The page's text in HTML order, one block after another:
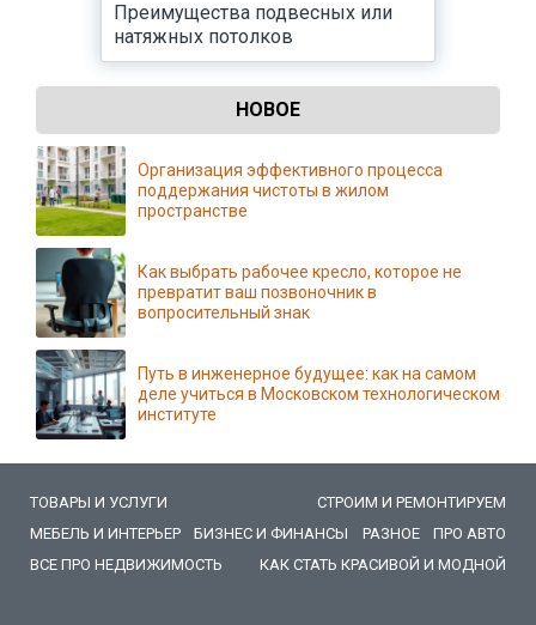
Преимущества подвесных или
натяжных потолков
НОВОЕ
Организация эффективного процесса
поддержания чистоты в жилом
пространстве
Как выбрать рабочее кресло, которое не
превратит ваш позвоночник в
вопросительный знак
Путь в инженерное будущее: как на самом
деле учиться в Московском технологическом
институте
ТОВАРЫ И УСЛУГИ
СТРОИМ И РЕМОНТИРУЕМ
МЕБЕЛЬ И ИНТЕРЬЕР
БИЗНЕС И ФИНАНСЫ РАЗНОЕ
ПРО АВТО
ВСЕ ПРО НЕДВИЖИМОСТЬ
КАК СТАТЬ КРАСИВОЙ И МОДНОЙ